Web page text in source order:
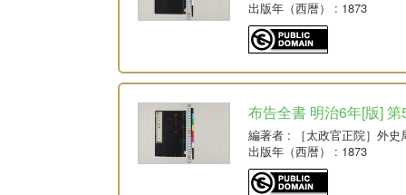
出版年（西暦）
: 1873
布告全書 明治6年[版] 第
編著者 : ［太政官正院］外史
出版年（西暦）
: 1873